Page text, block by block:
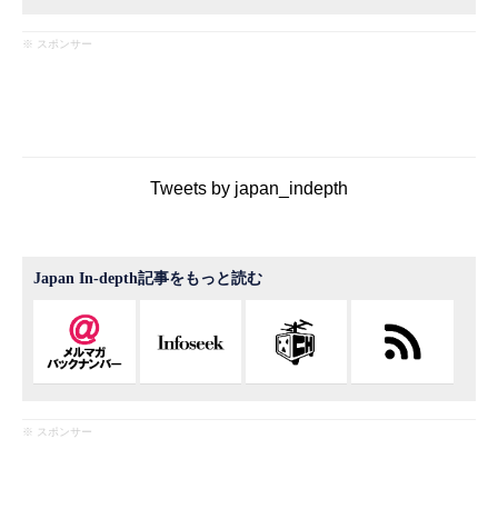
※ スポンサー
Tweets by japan_indepth
Japan In-depth記事をもっと読む
※ スポンサー